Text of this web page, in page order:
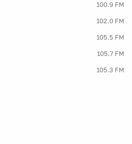
100.9 FM
102.0 FM
105.5 FM
105.7 FM
105.3 FM